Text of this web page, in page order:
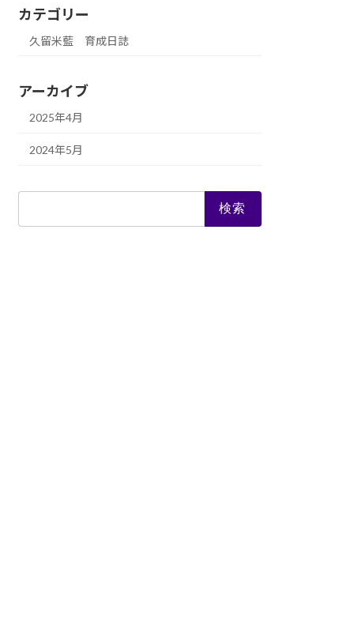
カテゴリー
久留米藍 育成日誌
アーカイブ
2025年4月
2024年5月